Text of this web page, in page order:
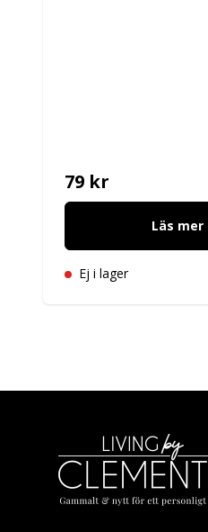
79 kr
Läs mer
Ej i lager